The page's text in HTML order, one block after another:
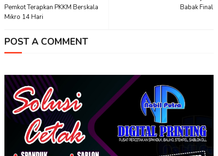
Babak Final
Pemkot Terapkan PKKM Berskala
Mikro 14 Hari
POST A COMMENT